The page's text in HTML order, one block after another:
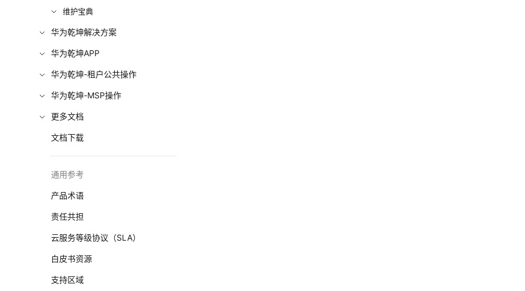
维护宝典
华为乾坤解决方案
华为乾坤APP
华为乾坤-租户公共操作
华为乾坤-MSP操作
更多文档
文档下载
通用参考
产品术语
责任共担
云服务等级协议（SLA）
白皮书资源
支持区域